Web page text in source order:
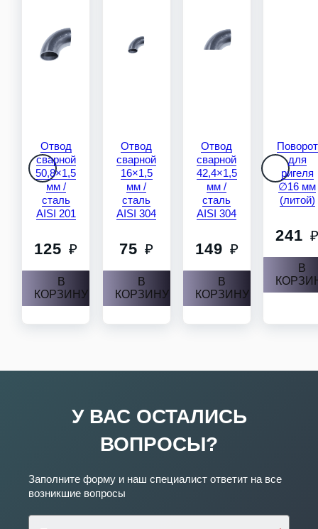
Отвод
сварной
50,8×1,5 мм
/ сталь
AISI 201
В
КОРЗИНУ
Отвод
сварной
16×1,5 мм
/ сталь
AISI 304
В
КОРЗИНУ
Отвод
сварной
42,4×1,5
мм /
сталь AISI
304
149
КОРЗИНУ
У ВАС ОСТАЛИСЬ ВОПРОСЫ?
Заполните форму и наш специалист ответит на